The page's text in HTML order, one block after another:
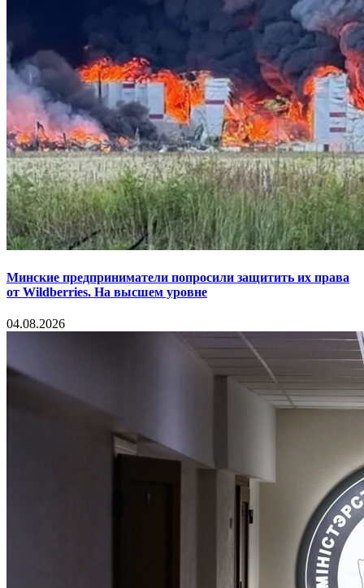
Минские предприниматели попросили защитить их права
от Wildberries. На высшем уровне
04.08.2026